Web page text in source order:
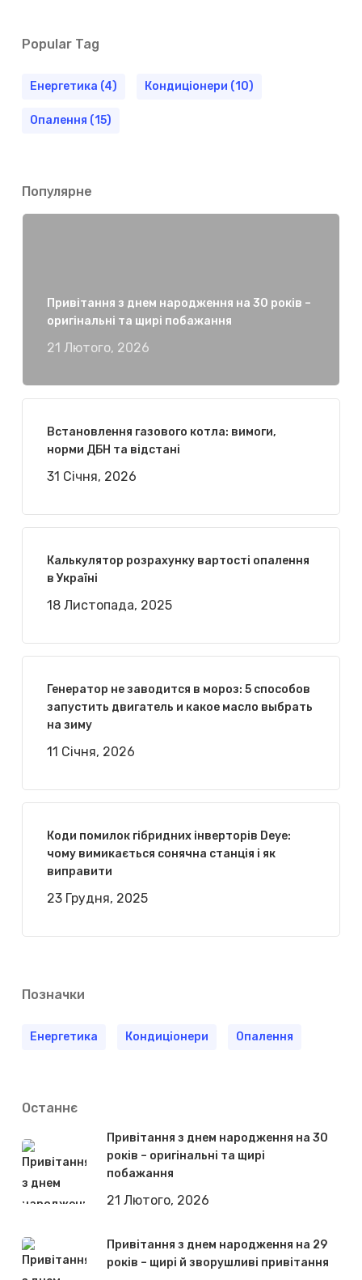
Popular Tag
Енергетика (4) Кондиціонери (10)
Опалення (15)
Популярне
Привітання з днем народження на 30 років –
оригінальні та щирі побажання
21 Лютого, 2026
Встановлення газового котла: вимоги,
норми ДБН та відстані
31 Січня, 2026
Калькулятор розрахунку вартості опалення
в Україні
18 Листопада, 2025
Генератор не заводится в мороз: 5 способов
запустить двигатель и какое масло выбрать
на зиму
11 Січня, 2026
Коди помилок гібридних інверторів Deye:
чому вимикається сонячна станція і як
виправити
23 Грудня, 2025
Позначки
Енергетика Кондиціонери Опалення
Останнє
Привітання з днем народження на 30
років – оригінальні та щирі
побажання
21 Лютого, 2026
Привітання з днем народження на 29
років – щирі й зворушливі привітання